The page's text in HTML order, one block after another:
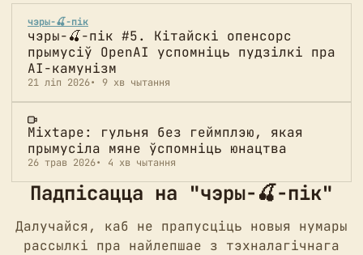
чэры-🍒-пік
чэры-🍒-пік #5. Кітайскі опенсорс
прымусіў OpenAI успомніць пудзілкі пра
AI-камунізм
21 ліп 2026 9 хв чытання
Mixtape: гульня без геймплэю, якая
прымусіла мяне ўспомніць юнацтва
26 трав 2026 4 хв чытання
Падпісацца на "чэры-🍒-пік"
Далучайся, каб не прапусціць новыя нумары
рассылкі пра найлепшае з тэхналагічнага